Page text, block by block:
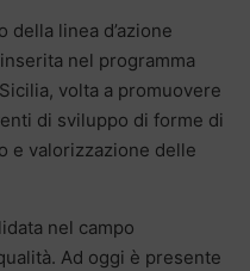
della linea d’azione
inserita nel programma
volta a promuovere
di sviluppo di forme di
e valorizzazione delle
nel campo
Ad oggi è presente